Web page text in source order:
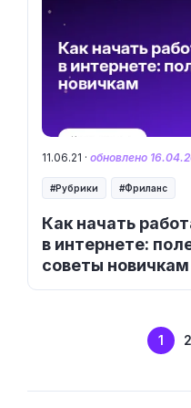
Как начать
в интернете:
советы новичкам
11.06.21 · обновлено
Рубрики Фриланс
1 2